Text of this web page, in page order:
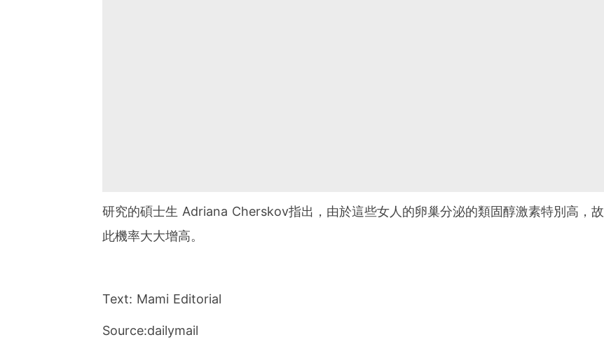
研究的碩士生 Adriana Cherskov指出，由於這些女人的卵巢分泌的類固醇激素特別高，故
此機率大大增高。
Text: Mami Editorial
Source:dailymail